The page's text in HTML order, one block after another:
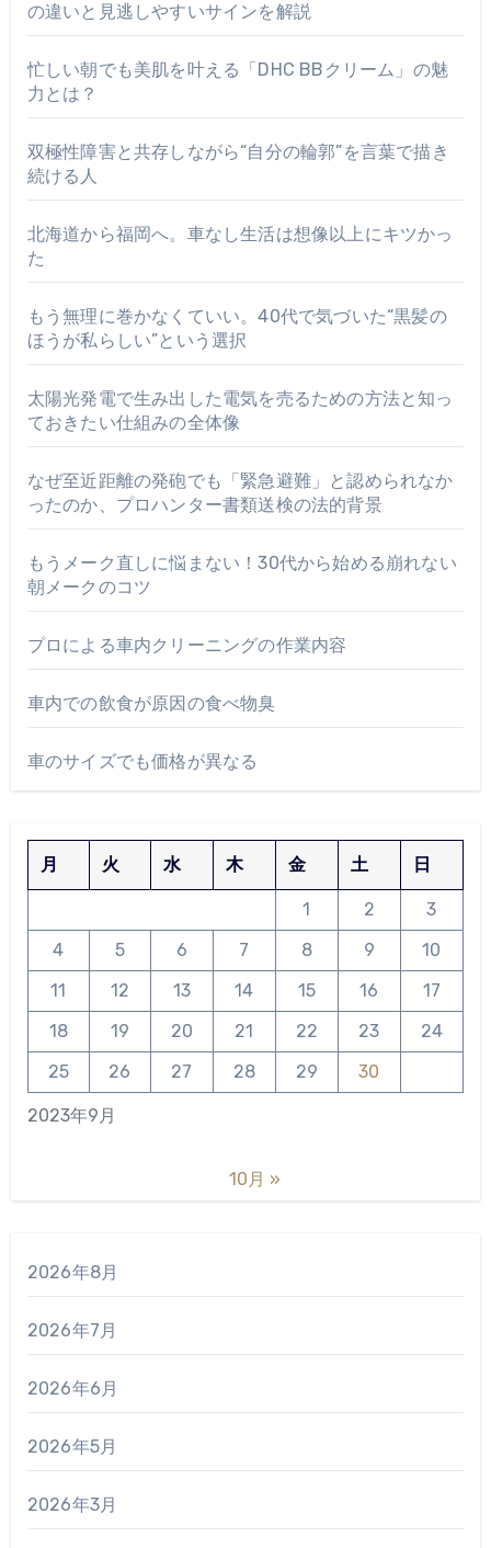
の違いと見逃しやすいサインを解説
忙しい朝でも美肌を叶える「DHC BBクリーム」の魅
力とは？
双極性障害と共存しながら“自分の輪郭”を言葉で描き
続ける人
北海道から福岡へ。車なし生活は想像以上にキツかっ
た
もう無理に巻かなくていい。40代で気づいた“黒髪の
ほうが私らしい”という選択
太陽光発電で生み出した電気を売るための方法と知っ
ておきたい仕組みの全体像
なぜ至近距離の発砲でも「緊急避難」と認められなか
ったのか、プロハンター書類送検の法的背景
もうメーク直しに悩まない！30代から始める崩れない
朝メークのコツ
プロによる車内クリーニングの作業内容
車内での飲食が原因の食べ物臭
車のサイズでも価格が異なる
2023年9月
月 火 水 木 金 土 日
1 2
3
4
5 6 7 8 9
10
11
12 13 14 15 16
17
18
19 20 21 22 23
24
25
26 27 28 29 30
10月 »
2026年8月
2026年7月
2026年6月
2026年5月
2026年3月